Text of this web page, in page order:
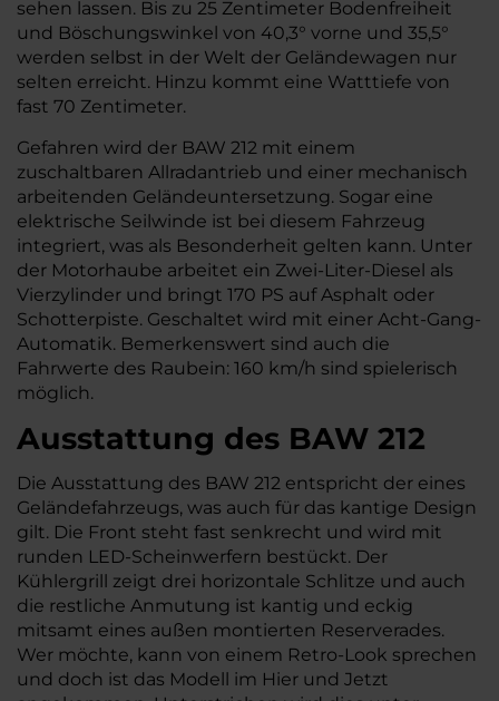
sehen lassen. Bis zu 25 Zentimeter Bodenfreiheit
und Böschungswinkel von 40,3° vorne und 35,5°
werden selbst in der Welt der Geländewagen nur
selten erreicht. Hinzu kommt eine Watttiefe von
fast 70 Zentimeter.
Gefahren wird der BAW 212 mit einem
zuschaltbaren Allradantrieb und einer mechanisch
arbeitenden Geländeuntersetzung. Sogar eine
elektrische Seilwinde ist bei diesem Fahrzeug
integriert, was als Besonderheit gelten kann. Unter
der Motorhaube arbeitet ein Zwei-Liter-Diesel als
Vierzylinder und bringt 170 PS auf Asphalt oder
Schotterpiste. Geschaltet wird mit einer Acht-Gang-
Automatik. Bemerkenswert sind auch die
Fahrwerte des Raubein: 160 km/h sind spielerisch
möglich.
Ausstattung des BAW 212
Die Ausstattung des BAW 212 entspricht der eines
Geländefahrzeugs, was auch für das kantige Design
gilt. Die Front steht fast senkrecht und wird mit
runden LED-Scheinwerfern bestückt. Der
Kühlergrill zeigt drei horizontale Schlitze und auch
die restliche Anmutung ist kantig und eckig
mitsamt eines außen montierten Reserverades.
Wer möchte, kann von einem Retro-Look sprechen
und doch ist das Modell im Hier und Jetzt